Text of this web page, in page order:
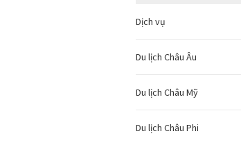
Dịch vụ
Du lịch Châu Âu
Du lịch Châu Mỹ
Du lịch Châu Phi